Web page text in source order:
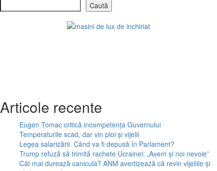
Caută
Articole recente
Eugen Tomac critică incompetența Guvernului
Temperaturile scad, dar vin ploi și vijelii
Legea salarizării. Când va fi depusă în Parlament?
Trump refuză să trimită rachete Ucrainei: „Avem și noi nevoie”
Cât mai durează canicula? ANM avertizează că revin vijeliile și